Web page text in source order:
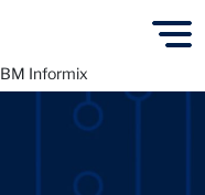
Informix